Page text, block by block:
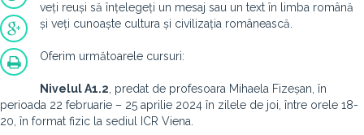
veți reuși să înțelegeți un mesaj sau un text în limba română
și veți cunoaște cultura și civilizația românească.
Oferim următoarele cursuri:
Nivelul A1.2 , predat de profesoara Mihaela Fizeșan, în
perioada 22 februarie – 25 aprilie 2024 în zilele de joi, între orele 18-
20, în format fizic la sediul ICR Viena.